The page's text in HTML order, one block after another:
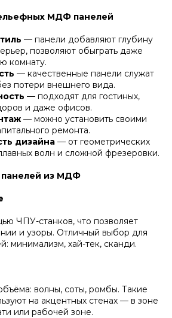
МДФ панелей
— панели добавляют глубину
позволяют обыграть даже
комнату.
— качественные панели служат
потери внешнего вида.
— подходят для гостиных,
и даже офисов.
— можно установить своими
ремонта.
дизайна — от геометрических
волн и сложной фрезеровки.
из МДФ
ЧПУ-станков, что позволяет
и узоры. Отличный выбор для
минимализм, хай-тек, сканди.
волны, соты, ромбы. Такие
на акцентных стенах — в зоне
или рабочей зоне.